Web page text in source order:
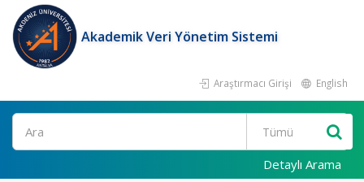
Akademik Veri Yönetim Sistemi
Araştırmacı Girişi English
Ara
Detaylı Arama